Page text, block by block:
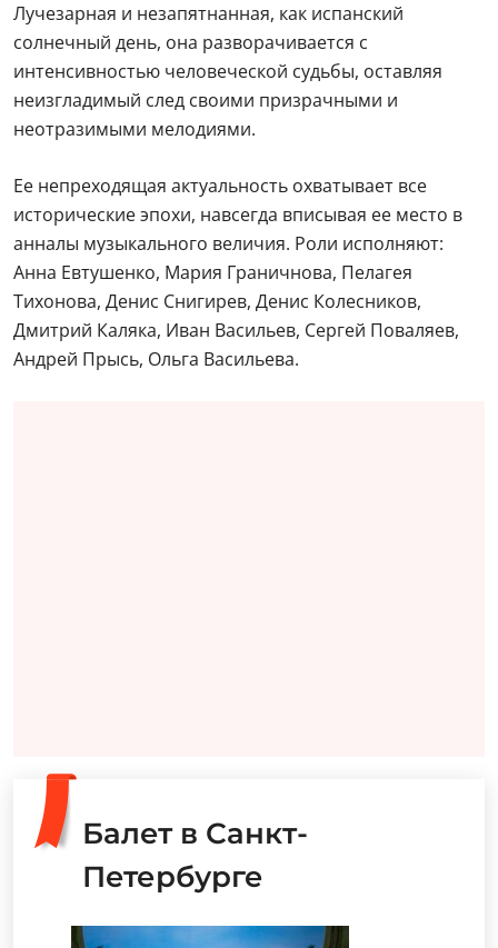
Лучезарная и незапятнанная, как испанский
солнечный день, она разворачивается с
интенсивностью человеческой судьбы, оставляя
неизгладимый след своими призрачными и
неотразимыми мелодиями.
Ее непреходящая актуальность охватывает все
исторические эпохи, навсегда вписывая ее место в
анналы музыкального величия. Роли исполняют:
Анна Евтушенко, Мария Граничнова, Пелагея
Тихонова, Денис Снигирев, Денис Колесников,
Дмитрий Каляка, Иван Васильев, Сергей Поваляев,
Андрей Прысь, Ольга Васильева.
Балет в Санкт-
Петербурге